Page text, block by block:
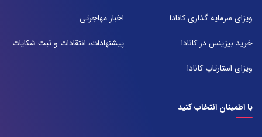
تلفن:
ویزای سرمایه گذاری کانادا
خرید بیزینس در کانادا
ویزای استارتاپ کانادا
اخبار مهاجرتی
پیشنهادات، انتقادات و ثبت شکایات
با اطمینان انتخاب کنید